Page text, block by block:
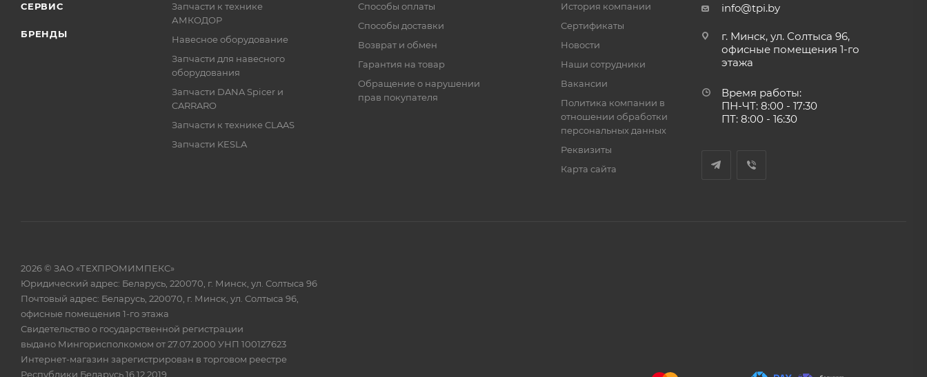
СЕРВИС
БРЕНДЫ
Запчасти к технике
АМКОДОР
Навесное оборудование
Запчасти для навесного
оборудования
Запчасти DANA Spicer и
CARRARO
Запчасти к технике CLAAS
Запчасти KESLA
Способы оплаты
Способы доставки
Возврат и обмен
Гарантия на товар
Обращение о нарушении
прав покупателя
История компании
Сертификаты
Новости
Наши сотрудники
Вакансии
Политика компании в
отношении обработки
персональных данных
Реквизиты
Карта сайта
info@tpi.by
г. Минск, ул. Солтыса 96,
офисные помещения 1-го
этажа
Время работы:
ПН-ЧТ: 8:00 - 17:30
ПТ: 8:00 - 16:30
2026 © ЗАО «ТЕХПРОМИМПЕКС»
Юридический адрес: Беларусь, 220070, г. Минск, ул. Солтыса 96
Почтовый адрес: Беларусь, 220070, г. Минск, ул. Солтыса 96,
офисные помещения 1-го этажа
Свидетельство о государственной регистрации
выдано Мингорисполкомом от 27.07.2000 УНП 100127623
Интернет-магазин зарегистрирован в торговом реестре
Республики Беларусь 16.12.2019